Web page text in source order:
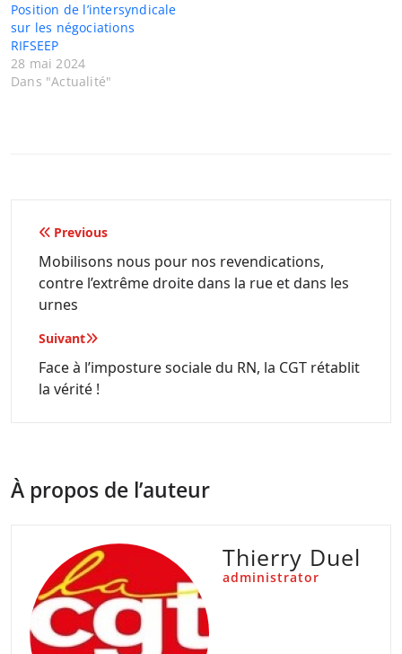
Position de l’intersyndicale
sur les négociations
RIFSEEP
28 mai 2024
Dans "Actualité"
Navigation
de
l’article
Previous
Mobilisons nous pour nos revendications,
contre l’extrême droite dans la rue et dans les
urnes
Suivant
Face à l’imposture sociale du RN, la CGT rétablit
la vérité !
À propos de l’auteur
Thierry Duel
administrator